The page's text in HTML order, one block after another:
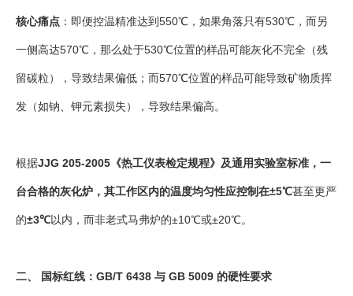
核心痛点 ：即便控温精准达到550℃，如果角落只有530℃，而另
一侧高达570℃，那么处于530℃位置的样品可能灰化不完全（残
留碳粒），导致结果偏低；而570℃位置的样品可能导致矿物质挥
发（如钠、钾元素损失），导致结果偏高。
根据JJG 205-2005《热工仪表检定规程》及通用实验室标准，一
台合格的灰化炉，其工作区内的温度均匀性应控制在±5℃甚至更严
的±3℃以内，而非老式马弗炉的±10℃或±20℃。
二、 国标红线：GB/T 6438 与 GB 5009 的硬性要求